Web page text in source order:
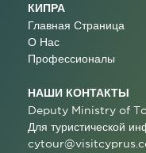
КИПРА
Главная Страница
О Нас
Профессионалы
НАШИ КОНТАКТЫ
Deputy Ministry of
Для туристической